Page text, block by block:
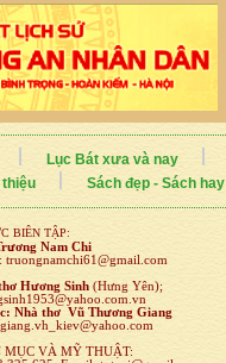
Lục Bát xưa và nay
Sách đẹp - Sách hay
BIÊN TẬP:
Nam Chi
Hương Sinh (Hưng Yên);
Nhà thơ Vũ Thương Giang
MỤC VÀ MỸ THUẬT: